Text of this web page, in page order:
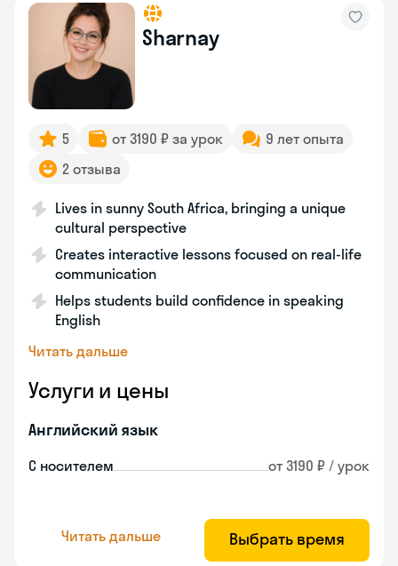
Sharnay
5 от 3190 ₽ за урок
9 лет опыта
2 отзыва
Lives in sunny South Africa, bringing a unique
cultural perspective
Creates interactive lessons focused on real-life
communication
Helps students build confidence in speaking
English
Читать дальше
Услуги и цены
Английский язык
С носителем от 3190 ₽ / урок
Читать дальше Выбрать время